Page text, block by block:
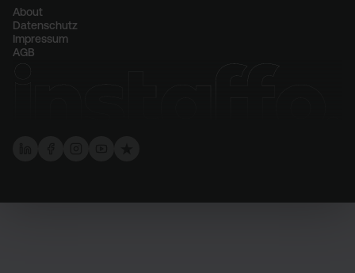
About
Datenschutz
Impressum
AGB